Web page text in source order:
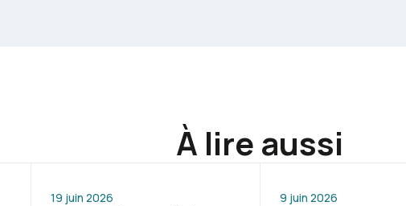
À lire aussi
19 juin 2026 9 juin 2026